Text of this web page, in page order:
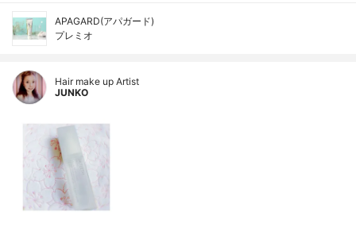
APAGARD(アパガード)
プレミオ
Hair make up Artist
JUNKO